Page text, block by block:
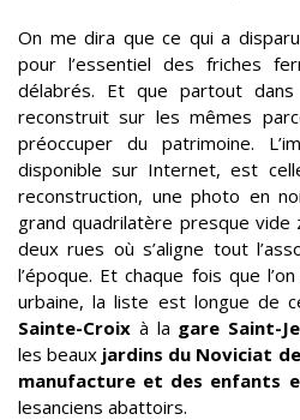
On me dira que ce qui a
pour l’essentiel des friches
délabrés. Et que partout
reconstruit sur les mêmes
préoccuper du patrimoine.
disponible sur Internet, est
reconstruction, une photo en
grand quadrilatère presque vide
deux rues où s’aligne tout
l’époque. Et chaque fois que
urbaine, la liste est longue de
Sainte-Croix à la gare Saint-
les beaux jardins du Noviciat
manufacture et des enfants
lesanciens abattoirs.